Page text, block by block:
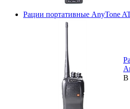
Рации портативные AnyTone
В